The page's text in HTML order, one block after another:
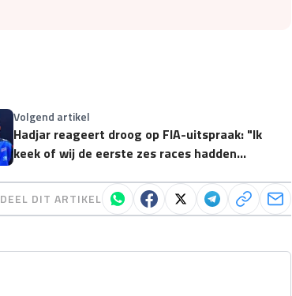
Volgend artikel
Hadjar reageert droog op FIA-uitspraak: "Ik
keek of wij de eerste zes races hadden
DEEL DIT ARTIKEL